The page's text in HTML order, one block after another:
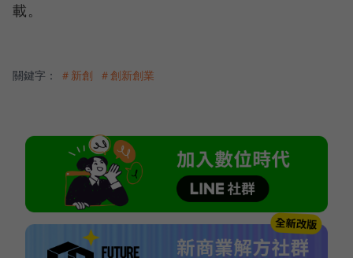
載。
關鍵字： ＃新創 ＃創新創業